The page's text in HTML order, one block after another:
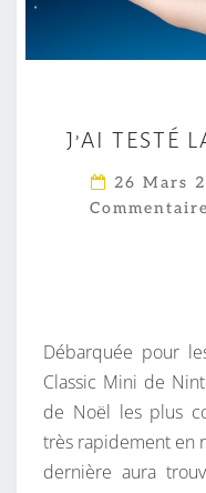
J’AI TESTÉ
26 Mars
Commentaire
Débarquée pour
Classic Mini de
de Noël les plus
très rapidement en
dernière aura